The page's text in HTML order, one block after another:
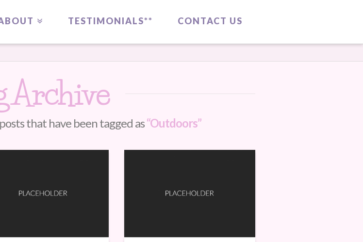
TESTIMONIALS** CONTACT US
Archive
that have been tagged as“Outdoors”